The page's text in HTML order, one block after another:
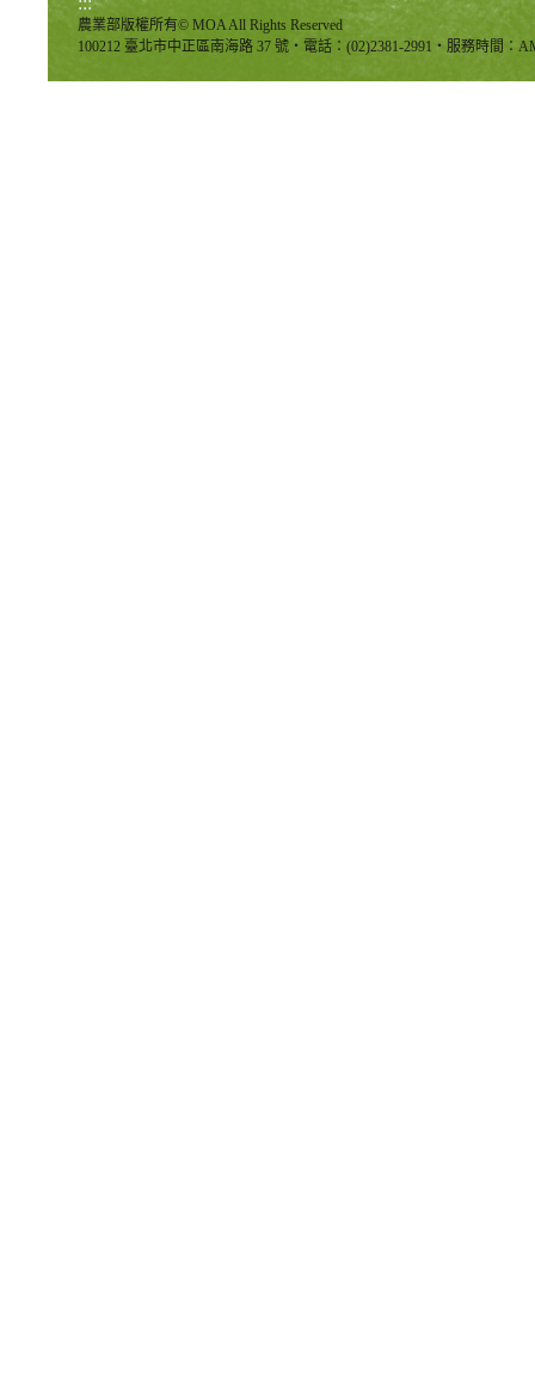
農業部版權所有© MOA All Rights Reserved
100212 臺北市中正區南海路 37 號‧電話：(02)2381-2991‧服務時間：